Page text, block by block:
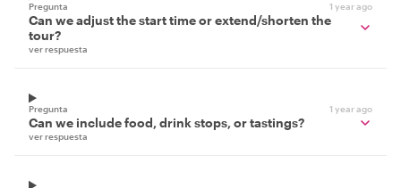
Pregunta 1 year ago
Can we adjust the start time or extend/shorten the
tour?
ver respuesta
Pregunta 1 year ago
Can we include food, drink stops, or tastings?
ver respuesta